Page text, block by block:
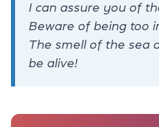
I can assure you of
Beware of being too
The smell of the sea
be alive!